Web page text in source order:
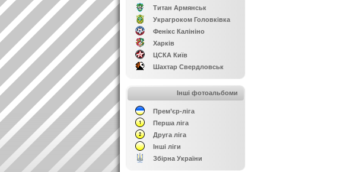
Титан Армянськ
Украгроком Головківка
Фенікс Калініно
Харків
ЦСКА Київ
Шахтар Свердловськ
Інші фотоальбоми
Прем’єр-ліга
Перша ліга
Друга ліга
Інші ліги
Збірна України